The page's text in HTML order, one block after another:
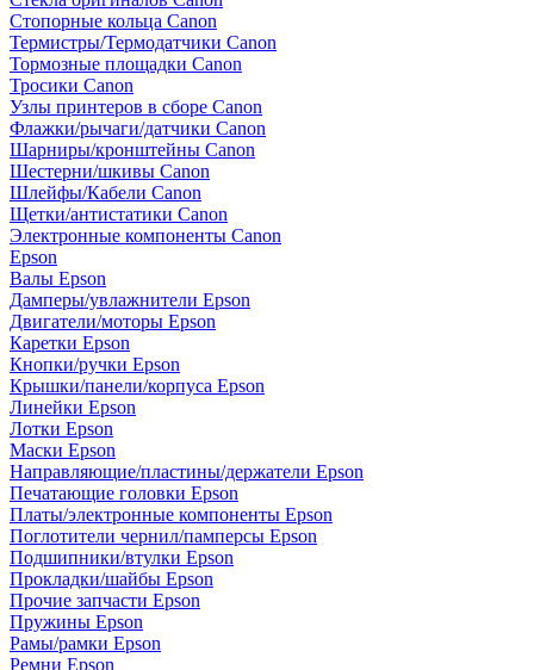
Стопорные кольца Canon
Термистры/Термодатчики Canon
Тормозные площадки Canon
Тросики Canon
Узлы принтеров в сборе Canon
Флажки/рычаги/датчики Canon
Шарниры/кронштейны Canon
Шестерни/шкивы Canon
Шлейфы/Кабели Canon
Щетки/антистатики Canon
Электронные компоненты Canon
Epson
Валы Epson
Дамперы/увлажнители Epson
Двигатели/моторы Epson
Каретки Epson
Кнопки/ручки Epson
Крышки/панели/корпуса Epson
Линейки Epson
Лотки Epson
Маски Epson
Направляющие/пластины/держатели Epson
Печатающие головки Epson
Платы/электронные компоненты Epson
Поглотители чернил/памперсы Epson
Подшипники/втулки Epson
Прокладки/шайбы Epson
Прочие запчасти Epson
Пружины Epson
Рамы/рамки Epson
Ремни Epson